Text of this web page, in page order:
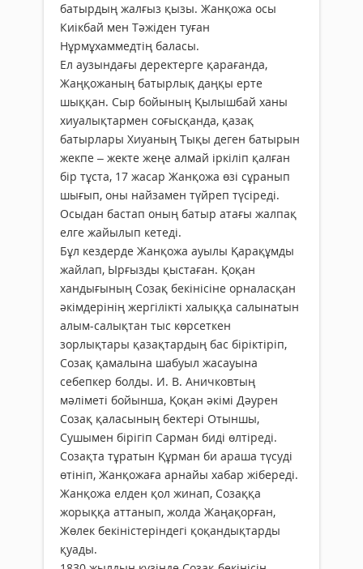
батырдың жалғыз қызы. Жанқожа осы
Киікбай мен Тәжіден туған
Нұрмұхаммедтің баласы.
Ел аузындағы деректерге қарағанда,
Жаңқожаның батырлық даңқы ерте
шыққан. Сыр бойының Қылышбай ханы
хиуалықтармен соғысқанда, қазақ
батырлары Хиуаның Тықы деген батырын
жекпе – жекте жеңе алмай іркіліп қалған
бір тұста, 17 жасар Жанқожа өзі сұранып
шығып, оны найзамен түйреп түсіреді.
Осыдан бастап оның батыр атағы жалпақ
елге жайылып кетеді.
Бұл кездерде Жанқожа ауылы Қарақұмды
жайлап, Ырғызды қыстаған. Қоқан
хандығының Созақ бекінісіне орналасқан
әкімдерінің жергілікті халыққа салынатын
алым-салықтан тыс көрсеткен
зорлықтары қазақтардың бас біріктіріп,
Созақ қамалына шабуыл жасауына
себепкер болды. И. В. Аничковтың
мәліметі бойынша, Қоқан әкімі Дәурен
Созақ қаласының бектері Отыншы,
Cушымен бірігіп Сарман биді өлтіреді.
Созақта тұратын Құрман би араша түсуді
өтініп, Жанқожаға арнайы хабар жібереді.
Жанқожа елден қол жинап, Созаққа
жорыққа аттанып, жолда Жаңақорған,
Жөлек бекіністеріндегі қоқандықтарды
қуады.